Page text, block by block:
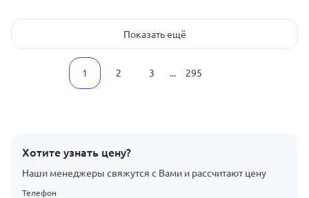
Показать ещё
1 2 3 ... 295
Хотите узнать цену?
Наши менеджеры свяжутся с Вами и рассчитают цену
Телефон